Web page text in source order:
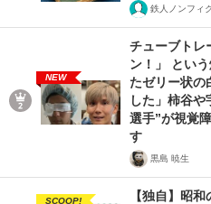
鉄人ノンフィ
NEW
チューブトレ
ン！」 とい
たゼリー状の
した」柿谷
選手”が視覚
す
黒島 暁生
SCOOP!
【独自】昭